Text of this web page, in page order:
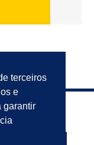
terceiros
e
garantir